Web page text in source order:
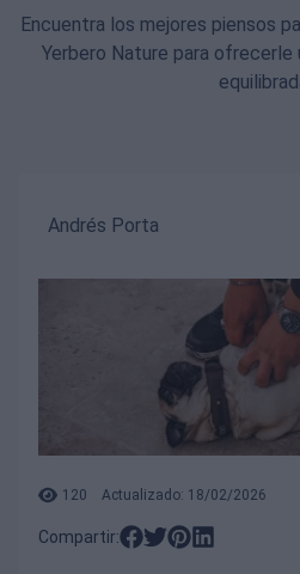
Encuentra los mejores piensos
Yerbero Nature para ofrecerle
Andrés Porta
120 Actualizado: 18/02/2026
Compartir: